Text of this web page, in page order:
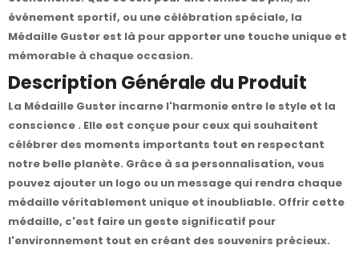
événement sportif, ou une célébration spéciale, la
Médaille Guster est là pour apporter une touche unique et
mémorable à chaque occasion.
Description Générale du Produit
La Médaille Guster incarne l'harmonie entre le style et la
conscience . Elle est conçue pour ceux qui souhaitent
célébrer des moments importants tout en respectant
notre belle planète. Grâce à sa personnalisation, vous
pouvez ajouter un logo ou un message qui rendra chaque
médaille véritablement unique et inoubliable. Offrir cette
médaille, c'est faire un geste significatif pour
l'environnement tout en créant des souvenirs précieux.